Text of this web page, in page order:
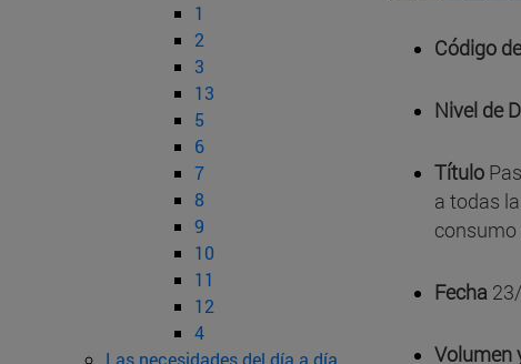
1
2
3
13
5
6
7
8
9
10
11
12
4
Las necesidades del día a día
Código
Nivel de
Título
a todas
consumo
Fecha
Volumen